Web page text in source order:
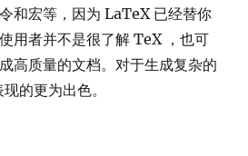
和宏等，因为 LaTeX 已经替你
用者并不是很了解 TeX ，也可
高质量的文档。对于生成复杂的
的更为出色。